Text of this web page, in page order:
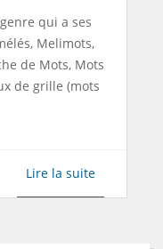
qui a ses
Melimots,
de Mots, Mots
de grille (mots
Lire la suite